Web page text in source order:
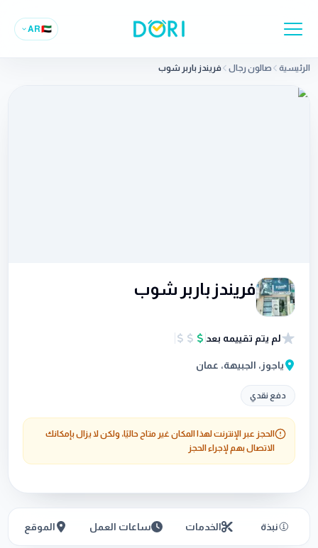
🇦🇪
AR
الرئيسية صالون رجال فريندز باربر شوب
فريندز باربر شوب
لم يتم تقييمه بعد
ياجوز، الجبيهة، عمان
دفع نقدي
الحجز عبر الإنترنت لهذا المكان غير متاح حاليًا، ولكن لا يزال بإمكانك
الاتصال بهم لإجراء الحجز
نبذة الخدمات ساعات العمل الموقع